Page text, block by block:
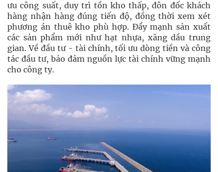
ưu công suất, duy trì tồn kho thấp, đôn đốc khách
hàng nhận hàng đúng tiến độ, đồng thời xem xét
phương án thuê kho phù hợp. Đẩy mạnh sản xuất
các sản phẩm mới như hạt nhựa, xăng dầu trung
gian. Về đầu tư - tài chính, tối ưu dòng tiền và công
tác đầu tư, bảo đảm nguồn lực tài chính vững mạnh
cho công ty.